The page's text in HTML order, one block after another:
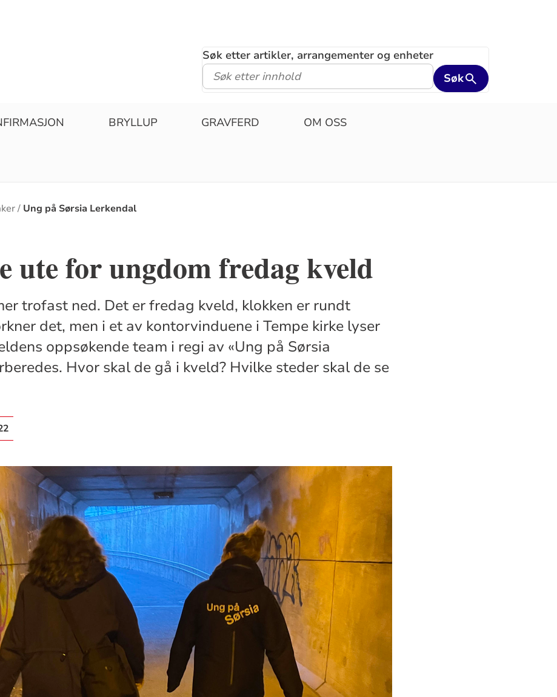
Søk etter artikler, arrangementer og enheter
Søk
BRYLLUP GRAVFERD OM OSS
Ung på Sørsia Lerkendal
ute for ungdom fredag kveld
trofast ned. Det er fredag kveld, klokken er rundt
det, men i et av kontorvinduene i Tempe kirke lyser
oppsøkende team i regi av «Ung på Sørsia
Hvor skal de gå i kveld? Hvilke steder skal de se